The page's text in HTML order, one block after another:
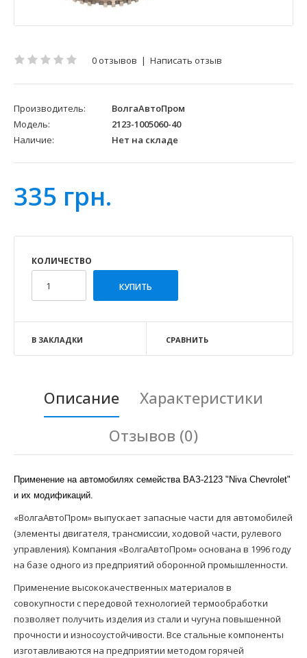
0 отзывов | Написать отзыв
Производитель:
ВолгаАвтоПром
Модель:
2123-1005060-40
Наличие:
Нет на складе
335 грн.
КОЛИЧЕСТВО
В ЗАКЛАДКИ СРАВНИТЬ
Описание
Характеристики
Отзывов (0)
Применение на автомобилях семейства ВАЗ-2123 " Niva Chevrolet"
и их модификаций.
«ВолгаАвтоПром» выпускает запасные части для автомобилей
(элементы двигателя, трансмиссии, ходовой части, рулевого
управления). Компания «ВолгаАвтоПром» основана в 1996 году
на базе одного из предприятий оборонной промышленности.
Применение высококачественных материалов в
совокупности с передовой технологией термообработки
позволяет получить изделия из стали и чугуна повышенной
прочности и износоустойчивости. Все стальные компоненты
изготавливаются на предприятии методом горячей